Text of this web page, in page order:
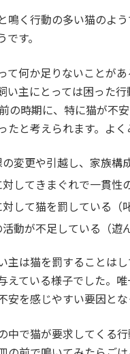
鳴く行動の多い猫のよ
す。
て何か足りないことが
い主にとっては困った
の時期に、特に猫が不
たと考えられます。よ
変更や引越し、家族構
してきまぐれで一貫性
して猫を罰している（
動が不足している（遊
主は猫を罰することは
えている様子でした。
安を感じやすい要因とな
中で猫が要求してくる